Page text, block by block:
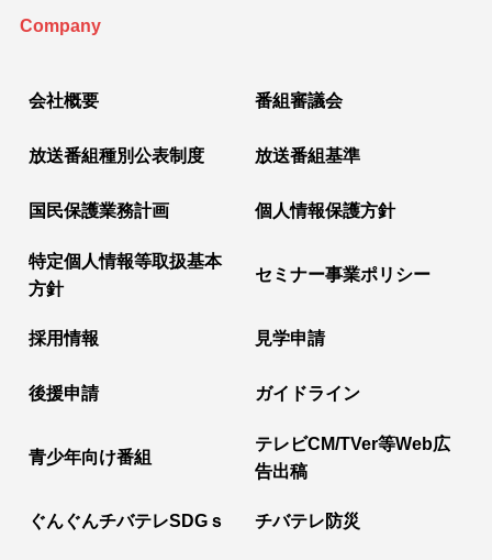
Company
会社概要 番組審議会
放送番組種別公表制度 放送番組基準
国民保護業務計画 個人情報保護方針
特定個人情報等取扱基本
方針
セミナー事業ポリシー
採用情報 見学申請
後援申請 ガイドライン
青少年向け番組
テレビCM/TVer等Web広
告出稿
ぐんぐんチバテレSDGｓ チバテレ防災